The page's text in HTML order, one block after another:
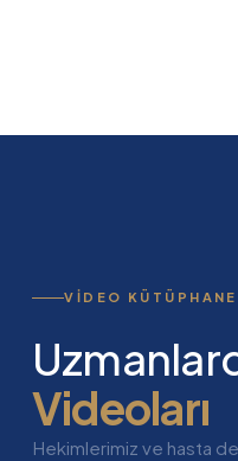
VIDEO
Videoları
Hekimlerimiz ve hasta